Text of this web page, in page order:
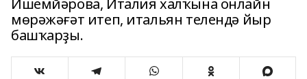
Ишемйәрова, Италия халҡына онлайн
мөрәжәғәт итеп, итальян телендә йыр
башҡарҙы.